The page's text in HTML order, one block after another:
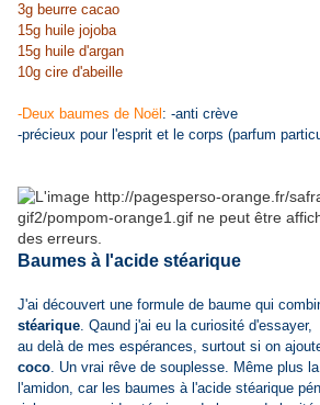
3g beurre cacao
15g huile jojoba
15g huile d'argan
10g cire d'abeille
-Deux baumes de Noël : -anti crève
-précieux pour l'esprit et le corps (parfum
Baumes à l'acide stéarique
J'ai découvert une formule de baume qui
stéarique. Qaund j'ai eu la curiosité
au delà de mes espérances, surtout si on
coco. Un vrai rêve de souplesse. Même plus
l'amidon, car les baumes à l'acide stéarique